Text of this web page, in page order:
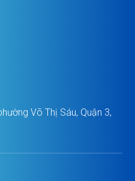
Võ Thị Sáu, Quận 3,